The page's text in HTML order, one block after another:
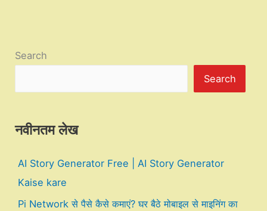
Search
Search
नवीनतम लेख
AI Story Generator Free | AI Story Generator
Kaise kare
Pi Network से पैसे कैसे कमाएं? घर बैठे मोबाइल से माइनिंग का